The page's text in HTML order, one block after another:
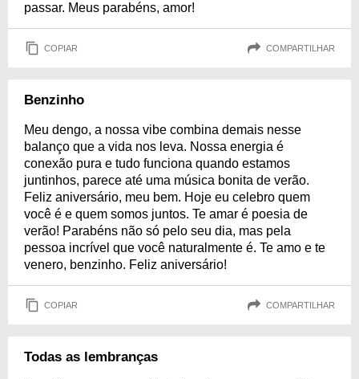
passar. Meus parabéns, amor!
COPIAR COMPARTILHAR
Benzinho
Meu dengo, a nossa vibe combina demais nesse
balanço que a vida nos leva. Nossa energia é
conexão pura e tudo funciona quando estamos
juntinhos, parece até uma música bonita de verão.
Feliz aniversário, meu bem. Hoje eu celebro quem
você é e quem somos juntos. Te amar é poesia de
verão! Parabéns não só pelo seu dia, mas pela
pessoa incrível que você naturalmente é. Te amo e te
venero, benzinho. Feliz aniversário!
COPIAR COMPARTILHAR
Todas as lembranças